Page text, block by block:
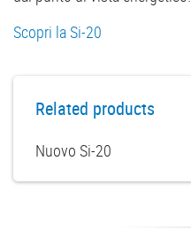
Scopri la Si-20
Related products
Nuovo Si-20